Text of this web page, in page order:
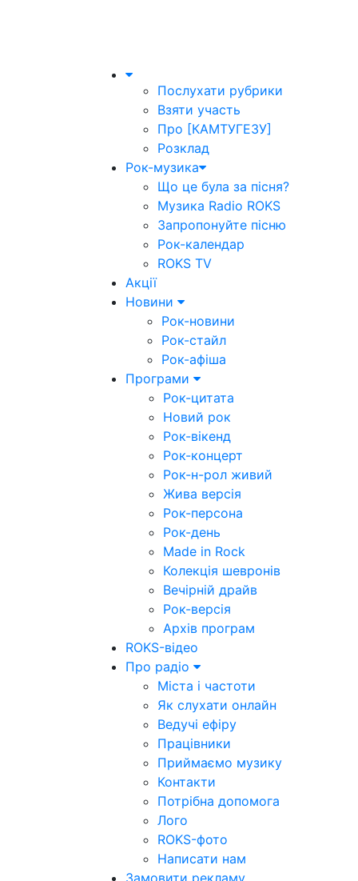
Послухати рубрики
Взяти участь
Про [КАМТУГЕЗУ]
Розклад
Рок-музика
Що це була за пісня?
Музика Radio ROKS
Запропонуйте пісню
Рок-календар
ROKS TV
Акції
Новини
Рок-новини
Рок-стайл
Рок-афіша
Програми
Рок-цитата
Новий рок
Рок-вікенд
Рок-концерт
Рок-н-рол живий
Жива версія
Рок-персона
Рок-день
Made in Rock
Колекція шевронів
Вечірній драйв
Рок-версія
Архів програм
ROKS-відео
Про радіо
Міста і частоти
Як слухати онлайн
Ведучі ефіру
Працівники
Приймаємо музику
Контакти
Потрібна допомога
Лого
ROKS-фото
Написати нам
Замовити рекламу